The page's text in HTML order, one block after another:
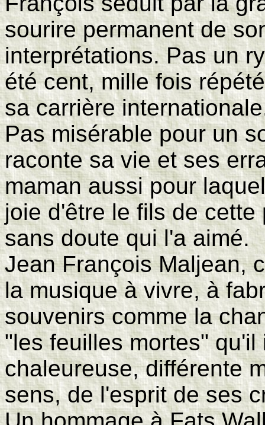
sourire permanent de
interprétations. Pas un
été cent, mille fois
sa carrière
Pas misérable pour un
raconte sa vie et ses
maman aussi pour
joie d'être le fils de
sans doute qui l'a aimé.
Jean François Maljean,
la musique à vivre, à
souvenirs comme la
"les feuilles mortes"
chaleureuse, différente
sens, de l'esprit de ses